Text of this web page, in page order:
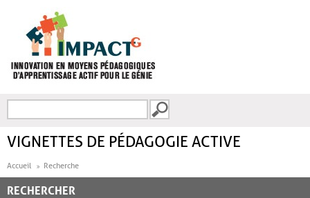
FORMULAIRE DE
VIGNETTES DE PÉDAGOGIE ACTIVE
Accueil Recherche
RECHERCHER